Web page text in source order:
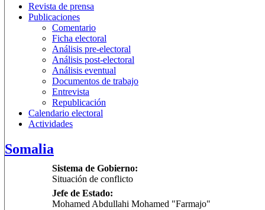
Revista de prensa
Publicaciones
Comentario
Ficha electoral
Análisis pre-electoral
Análisis post-electoral
Análisis eventual
Documentos de trabajo
Entrevista
Republicación
Calendario electoral
Actividades
Somalia
Sistema de Gobierno:
Situación de conflicto
Jefe de Estado:
Mohamed Abdullahi Mohamed "Farmajo"